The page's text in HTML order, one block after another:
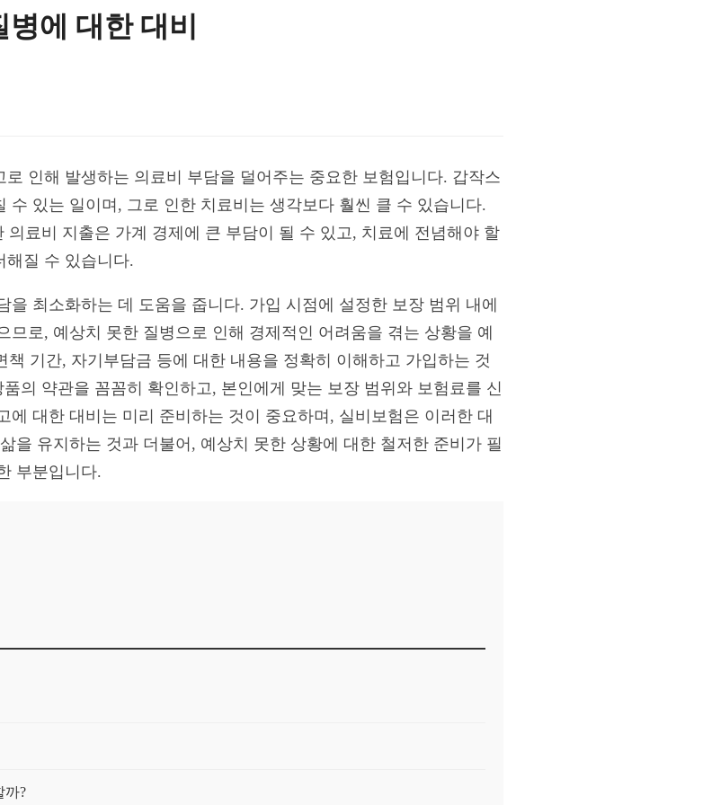
에 대한 대비
인해 발생하는 의료비 부담을 덜어주는 중요한 보험입니다. 갑작스
수 있는 일이며, 그로 인한 치료비는 생각보다 훨씬 클 수 있습니다.
료비 지출은 가계 경제에 큰 부담이 될 수 있고, 치료에 전념해야 할
해질 수 있습니다.
을 최소화하는 데 도움을 줍니다. 가입 시점에 설정한 보장 범위 내에
므로, 예상치 못한 질병으로 인해 경제적인 어려움을 겪는 상황을 예
기간, 자기부담금 등에 대한 내용을 정확히 이해하고 가입하는 것
의 약관을 꼼꼼히 확인하고, 본인에게 맞는 보장 범위와 보험료를 신
에 대한 대비는 미리 준비하는 것이 중요하며, 실비보험은 이러한 대
을 유지하는 것과 더불어, 예상치 못한 상황에 대한 철저한 준비가 필
부분입니다.
까?